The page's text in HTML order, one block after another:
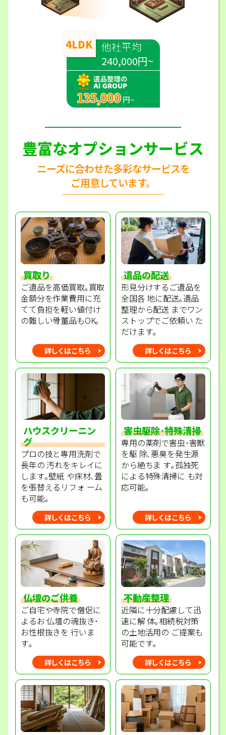
4LDK 他社平均
240,000円~
135,000 円~
豊富なオプションサービス
ニーズに合わせた多彩なサービスを
ご用意しています。
買取り
ご遺品を高価買取｡買取
金額分を作業費用に充
てて負担を軽い値付け
の難しい骨董品もOK｡
詳しくはこちら
遺品の配送
形見分けするご遺品を
全国各 地に配送｡遺品
整理から配送 までワン
ストップでご依頼い た
だけます｡
詳しくはこちら
ハウスクリーニン
グ
プロの技と専用洗剤で
長年の 汚れをキレイに
します｡壁紙 や床材､畳
を張替えるリフォ ーム
も可能｡
詳しくはこちら
害虫駆除･特殊清掃
専用の薬剤で害虫･害獣
を駆 除､悪臭を発生源
から絶ちま す｡孤独死
による特殊清掃に も対
応可能｡
詳しくはこちら
仏壇のご供養
ご自宅や寺院で僧侶に
よるお 仏壇の魂抜き･
お性根抜きを 行いま
す｡
詳しくはこちら
不動産整理
近隣に十分配慮して迅
速に解 体｡相続税対策
の土地活用の ご提案も
可能です｡
詳しくはこちら